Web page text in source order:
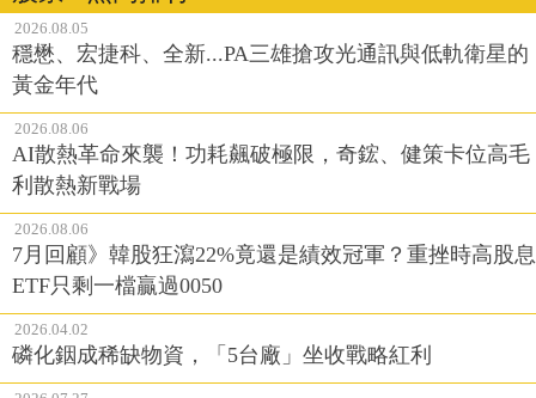
2026.08.05
穩懋、宏捷科、全新...PA三雄搶攻光通訊與低軌衛星的
黃金年代
2026.08.06
AI散熱革命來襲！功耗飆破極限，奇鋐、健策卡位高毛
利散熱新戰場
2026.08.06
7月回顧》韓股狂瀉22%竟還是績效冠軍？重挫時高股息
ETF只剩一檔贏過0050
2026.04.02
磷化銦成稀缺物資，「5台廠」坐收戰略紅利